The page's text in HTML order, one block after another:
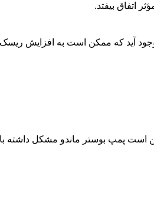
اتفاق بیفتد.
آید که ممکن است به افزایش ریسک
است پمپ بوستر ماندو مشکل داشته